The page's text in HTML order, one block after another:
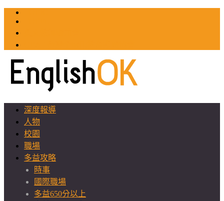
深度報導
人物
校園
職場
多益攻略
時事
國際職場
多益650分以上